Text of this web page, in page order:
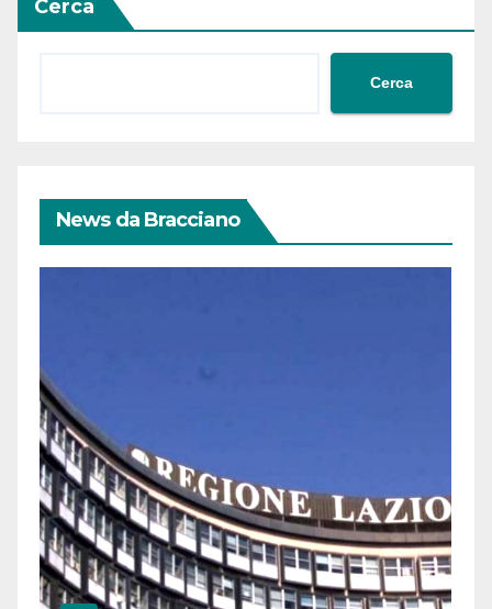
Cerca
Cerca
News da Bracciano